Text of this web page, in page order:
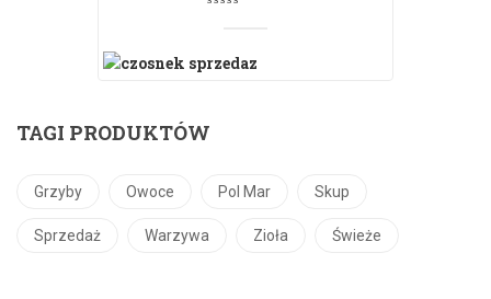
TAGI PRODUKTÓW
Grzyby Owoce Pol Mar Skup
Sprzedaż Warzywa Zioła Świeże